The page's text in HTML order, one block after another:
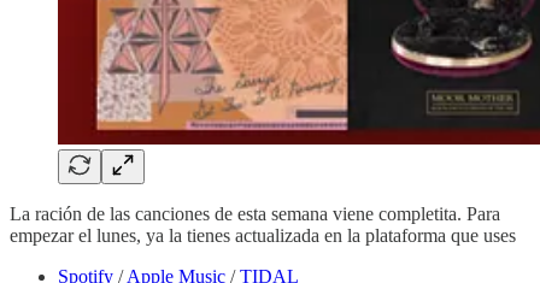
La ración de las canciones de esta semana viene completita. Para
empezar el lunes, ya la tienes actualizada en la plataforma que uses
Spotify /Apple Music /TIDAL